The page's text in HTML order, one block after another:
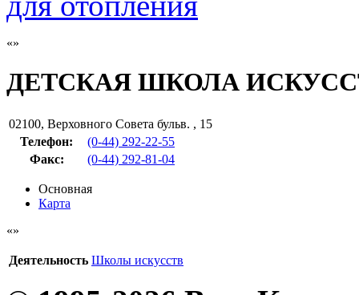
ДЕТСКАЯ ШКОЛА
02100, Верховного Совета бульв. , 15
Телефон:
(0-44) 292-22-55
Факс: (0-44) 292-81-04
Основная
Карта
Деятельность Школы искусств